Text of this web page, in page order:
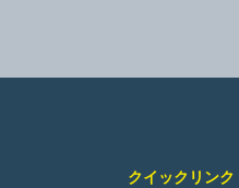
クイックリンク